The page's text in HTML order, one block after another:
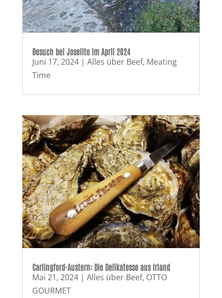
Besuch bei Joselito im April 2024
Juni 17, 2024| Alles über Beef, Meating
Time
Carlingford-Austern: Die Delikatesse aus Irland
Mai 21, 2024| Alles über Beef, OTTO
GOURMET